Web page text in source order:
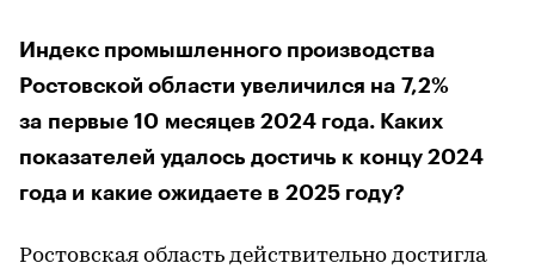
Индекс промышленного производства
Ростовской области увеличился на 7,2%
за первые 10 месяцев 2024 года. Каких
показателей удалось достичь к концу 2024
года и какие ожидаете в 2025 году?
Ростовская область действительно достигла